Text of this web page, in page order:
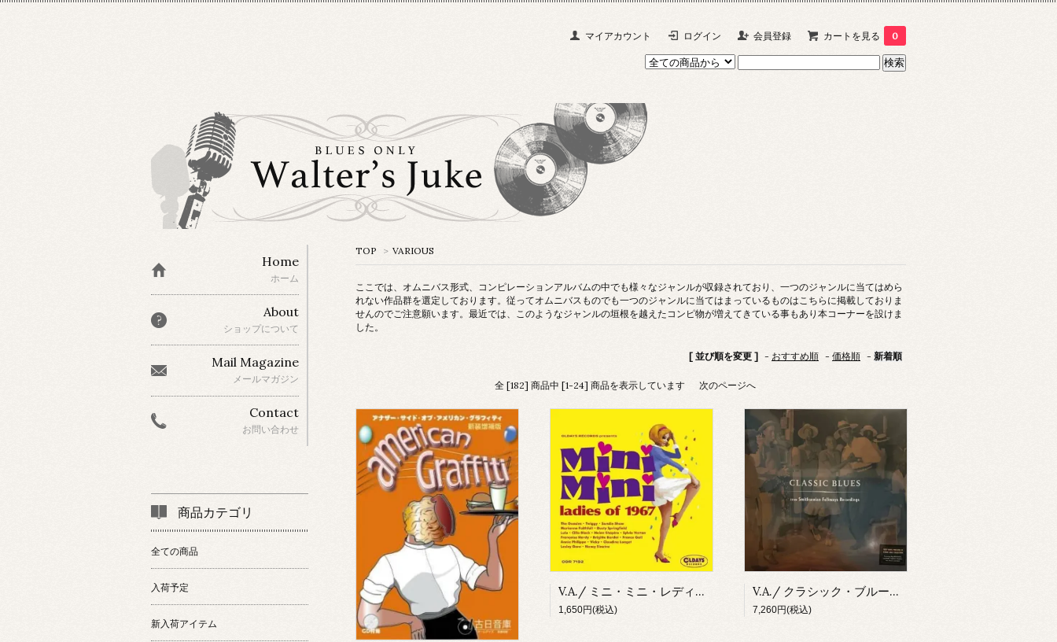
マイアカウント ログイン 会員登録 カートを見る 0
TOP > VARIOUS
ここでは、オムニバス形式、コンピレーションアルバムの中でも様々なジャンルが収録されており、一つのジャンルに当てはめら
れない作品群を選定しております。従ってオムニバスものでも一つのジャンルに当てはまっているものはこちらに掲載しておりま
せんのでご注意願います。最近では、このようなジャンルの垣根を越えたコンピ物が増えてきている事もあり本コーナーを設けま
した。
[ 並び順を変更 ] - おすすめ順 - 価格順 - 新着順
全 [182] 商品中 [1-24] 商品を表示しています 次のページへ
V.A./ ミニ・ミニ・レディース 1967(ナナジャケ・スリム・エディションCD)
1,650円(税込)
V.A./ クラシック・ブルース From スミソニアン・フォークウェイズ(2LP)
7,260円(税込)
Home
ホーム
About
ショップについて
Mail Magazine
メールマガジン
Contact
お問い合わせ
商品カテゴリ
全ての商品
入荷予定
新入荷アイテム